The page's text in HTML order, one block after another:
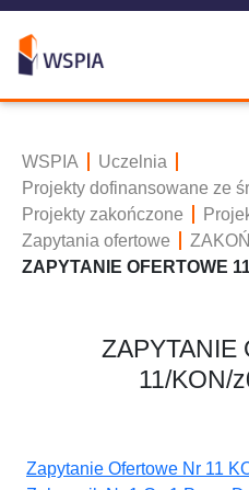
WSPIA
Uczelnia
Projekty dofinansowane ze
Projekty zakończone
Zapytania ofertowe
ZAPYTANIE OFERTOWE
ZAPYTANIE
11/KON/
Zapytanie Ofertowe Nr 11